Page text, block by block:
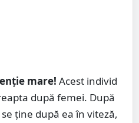
mare! Acest individ
după femei. După
ține după ea în viteză,